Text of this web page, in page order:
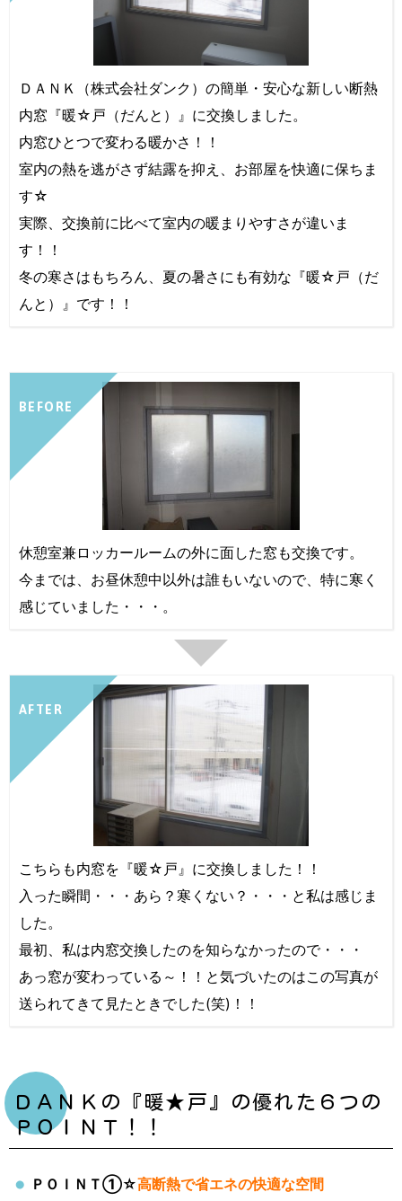
ＤＡＮＫ（株式会社ダンク）の簡単・安心な新しい断熱
内窓『暖☆戸（だんと）』に交換しました。
内窓ひとつで変わる暖かさ！！
室内の熱を逃がさず結露を抑え、お部屋を快適に保ちま
す☆
実際、交換前に比べて室内の暖まりやすさが違いま
す！！
冬の寒さはもちろん、夏の暑さにも有効な『暖☆戸（だ
んと）』です！！
BEFORE
休憩室兼ロッカールームの外に面した窓も交換です。
今までは、お昼休憩中以外は誰もいないので、特に寒く
感じていました・・・。
AFTER
こちらも内窓を『暖☆戸』に交換しました！！
入った瞬間・・・あら？寒くない？・・・と私は感じま
した。
最初、私は内窓交換したのを知らなかったので・・・
あっ窓が変わっている～！！と気づいたのはこの写真が
送られてきて見たときでした(笑)！！
ＤＡＮＫの『暖★戸』の優れた６つの
ＰＯＩＮＴ！！
ＰＯＩＮＴ①☆高断熱で省エネの快適な空間